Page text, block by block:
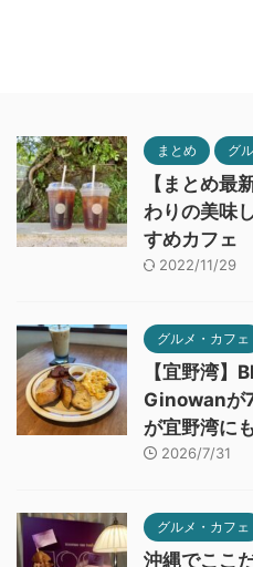
まとめ グ
【まとめ最
わりの美味
すめカフェ
2022/11/29
グルメ・カフェ
【宜野湾
Ginowanが
が宜野湾に
2026/7/31
グルメ・カフェ
沖縄でここ